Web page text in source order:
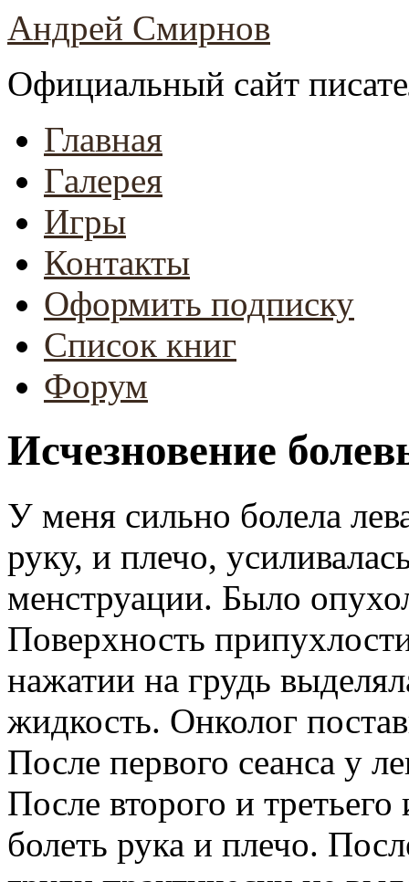
Андрей Смирнов
Официальный сайт
Главная
Галерея
Игры
Контакты
Оформить подписку
Список книг
Форум
Исчезновение
У меня сильно болела
руку, и плечо,
менструации. Было
Поверхность
нажатии на грудь
жидкость. Онколог
После первого сеанса у
После второго и
болеть рука и плечо.